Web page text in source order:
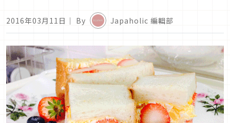
2016年03月11日 ｜ By Japaholic 編輯部